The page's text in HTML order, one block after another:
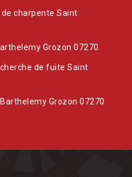
charpente Saint
Grozon 07270
de fuite Saint
Grozon 07270